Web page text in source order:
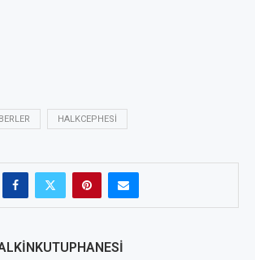
HALKCEPHESI